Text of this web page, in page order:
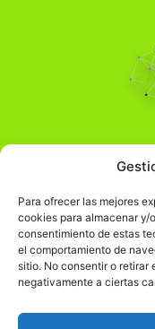
Para ofrecer las mejores
cookies para almacenar y/
consentimiento de estas
el comportamiento de
sitio. No consentir o retirar
negativamente a ciertas
Comprender
჻